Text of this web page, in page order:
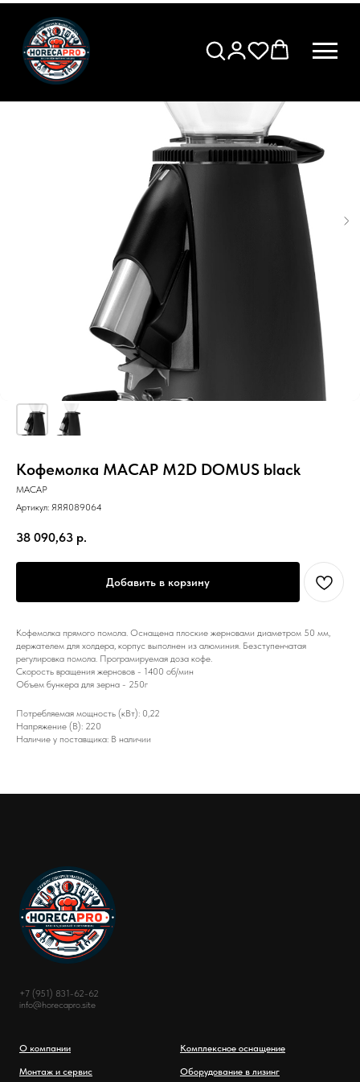
Кофемолка MACAP M2D DOMUS black
MACAP
Артикул: ЯЯЯ089064
38 090,63 р.
Добавить в корзину
Кофемолка прямого помола. Оснащена плоские жерновами диаметром 50 мм,
держателем для холдера, корпус выполнен из алюминия. Безступенчатая
регулировка помола. Програмируемая доза кофе.
Скорость вращения жерновов - 1400 об/мин
Объем бункера для зерна - 250г
Потребляемая мощность (кВт): 0,22
Напряжение (В): 220
Наличие у поставщика: В наличии
+7 (951) 831-62-62
info@horecapro.site
О компании
Монтаж и сервис
Комплексное оснащение
Оборудование в лизинг